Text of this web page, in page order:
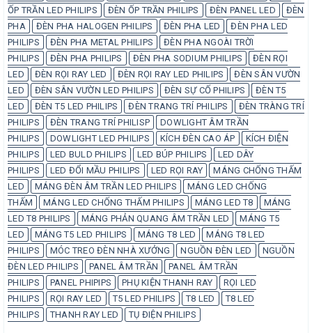
ỐP TRẦN LED PHILIPS
ĐÈN ỐP TRẦN PHILIPS ĐÈN PANEL LED
ĐÈN
PHA
ĐÈN PHA HALOGEN PHILIPS ĐÈN PHA LED
ĐÈN PHA LED
PHILIPS
ĐÈN PHA METAL PHILIPS
ĐÈN PHA NGOÀI TRỜI
PHILIPS
ĐÈN PHA PHILIPS ĐÈN PHA SODIUM PHILIPS
ĐÈN RỌI
LED
ĐÈN RỌI RAY LED ĐÈN RỌI RAY LED PHILIPS
ĐÈN SÂN VƯỜN
LED
ĐÈN SÂN VƯỜN LED PHILIPS ĐÈN SỰ CỐ PHILIPS
ĐÈN T5
LED
ĐÈN T5 LED PHILIPS ĐÈN TRANG TRÍ PHILIPS
ĐÈN TRÀNG TRÍ
PHILIPS
ĐÈN TRANG TRÍ PHILISP
DOWLIGHT ÂM TRẦN
PHILIPS
DOWLIGHT LED PHILIPS KÍCH ĐÈN CAO ÁP
KÍCH ĐIỆN
PHILIPS
LED BULD PHILIPS LED BÚP PHILIPS
LED DÂY
PHILIPS
LED ĐỔI MẦU PHILIPS LED RỌI RAY
MÁNG CHỐNG THẤM
LED
MÁNG ĐÈN ÂM TRẦN LED PHILIPS
MÁNG LED CHỐNG
THẤM
MÁNG LED CHỐNG THẤM PHILIPS MÁNG LED T8
MÁNG
LED T8 PHILIPS
MÁNG PHẢN QUANG ÂM TRẦN LED
MÁNG T5
LED
MÁNG T5 LED PHILIPS MÁNG T8 LED
MÁNG T8 LED
PHILIPS
MÓC TREO ĐÈN NHÀ XƯỞNG NGUỒN ĐÈN LED
NGUỒN
ĐÈN LED PHILIPS
PANEL ÂM TRẦN
PANEL ÂM TRẦN
PHILIPS
PANEL PHIPIPS PHỤ KIỆN THANH RAY
RỌI LED
PHILIPS
RỌI RAY LED T5 LED PHILIPS T8 LED
T8 LED
PHILIPS
THANH RAY LED TỤ ĐIỆN PHILIPS